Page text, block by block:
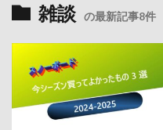
雑談 の最新記事8件